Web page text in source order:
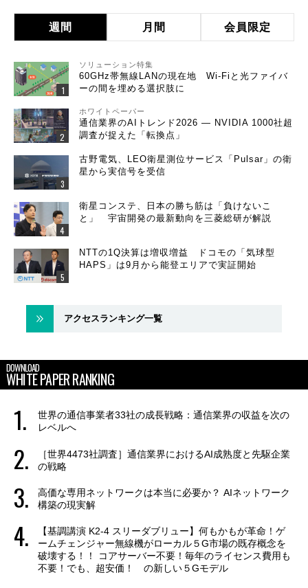
週間 月間 会員限定
ソリューション特集
60GHz帯無線LANの現在地 Wi-Fiと光ファイバ
ーの間を埋める選択肢に
ホワイトペーパー
通信業界のAIトレンド2026 ― NVIDIA 1000社超
調査が捉えた「転換点」
古野電気、LEO衛星測位サービス「Pulsar」の衛
星から実信号を受信
衛星コンステ、日本の勝ち筋は「負けないこ
と」 宇宙開発の最新動向を三菱総研が解説
NTTの1Q決算は増収増益 ドコモの「気球型
HAPS」は9月から能登エリアで実証開始
アクセスランキング一覧
DOWNLOAD
WHITE PAPER RANKING
世界の通信事業者33社の成長戦略：通信業界の収益を次の
レベルへ
［世界4473社調査］通信業界におけるAI成熟度と先駆企業
の戦略
高価な専用ネットワークは本当に必要か？ AIネットワーク
構築の現実解
【基調講演 K2-4 スリーダブリュー】何もかもが革命！ゲ
ームチェンジャー無線機がローカル５G市場の既存概念を
破壊する！！ コアサーバー不要！毎年のライセンス費用も
不要！でも、超安価！ の新しい５Gモデル